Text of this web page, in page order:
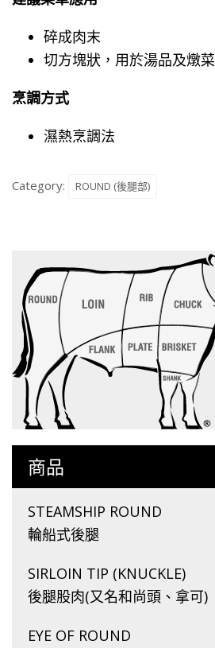
碎成肉末
切方塊狀，用於湯品及燉菜
烹調方式
濕熱烹調法
Category: ROUND (後腿部)
商品
STEAMSHIP ROUND
輪船式後腿
SIRLOIN TIP (KNUCKLE)
後腿股肉(又名和尚頭、拿可)
EYE OF ROUND